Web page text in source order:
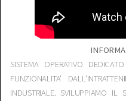
SISTEMA OPERATIVO
FUNZIONALITA'
INDUSTRIALE. SVILUPPIAMO IL